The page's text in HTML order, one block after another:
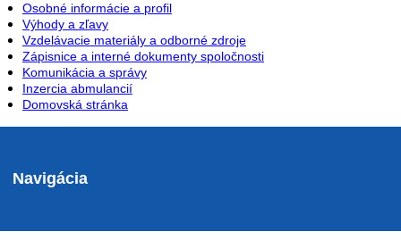
Osobné informácie a profil
Výhody a zľavy
Vzdelávacie materiály a odborné zdroje
Zápisnice a interné dokumenty spoločnosti
Komunikácia a správy
Inzercia abmulancií
Domovská stránka
Navigácia